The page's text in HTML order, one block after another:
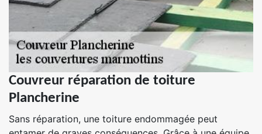
Couvreur réparation de toiture
Plancherine
Sans réparation, une toiture endommagée peut